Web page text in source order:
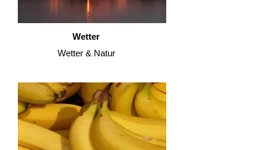
Wetter
Wetter & Natur